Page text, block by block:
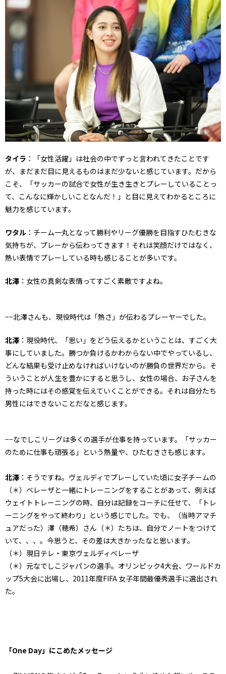
タイラ ：「女性活躍」は社会の中でずっと言われてきたことです
が、まだまだ目に見えるものはまだ少ないと感じています。だから
こそ、「サッカーの試合で女性が生き生きとプレーしていることっ
て、こんなに輝かしいことなんだ！」と目に見えてわかるところに
魅力を感じています。
ワタル ：チーム一丸となって勝利やリーグ優勝を目指すひたむきな
気持ちが、プレーから伝わってきます！それは笑顔だけではなく、
熱い表情でプレーしている時も感じることが多いです。
北澤 ：女性の真剣な表情ってすごく素敵ですよね。
−−北澤さんも、現役時代は「熱さ」が伝わるプレーヤーでした。
北澤 ：現役時代、「思い」をどう伝えるかということは、すごく大
事にしていました。勝つか負けるかわからない中でやっているし、
どんな結果も受け止めなければいけないのが勝負の世界だから。そ
ういうことが人生を豊かにすると思うし、女性の場合、お子さんを
持った時にはその感覚を伝えていくことができる。それは自分たち
男性にはできないことだなと感じます。
−−なでしこリーグは多くの選手が仕事を持っています。「サッカー
のために仕事も頑張る」という熱量や、ひたむきさも感じます。
北澤 ：そうですね。ヴェルディでプレーしていた頃に女子チームの
（＊）ベレーザと一緒にトレーニングをすることがあって、例えば
ウェイトトレーニングの時、自分は記録をコーチに任せて、「トレ
ーニングをやって終わり」という感じでした。でも、（当時アマチ
ュアだった）澤（穂希）さん（＊）たちは、自分でノートをつけて
いて、、、。今思うと、その差は大きかったなと思います。
（＊）現日テレ・東京ヴェルディベレーザ
（＊）元なでしこジャパンの選手。オリンピック4大会、ワールドカ
ップ5大会に出場し、2011年度FIFA 女子年間最優秀選手に選出され
た。
「One Day」にこめたメッセージ